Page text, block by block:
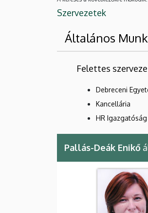
Szervezetek
Általános
Felettes
Debreceni
Kancellária
HR Igazgatóság
Pallás-Deák Enikő